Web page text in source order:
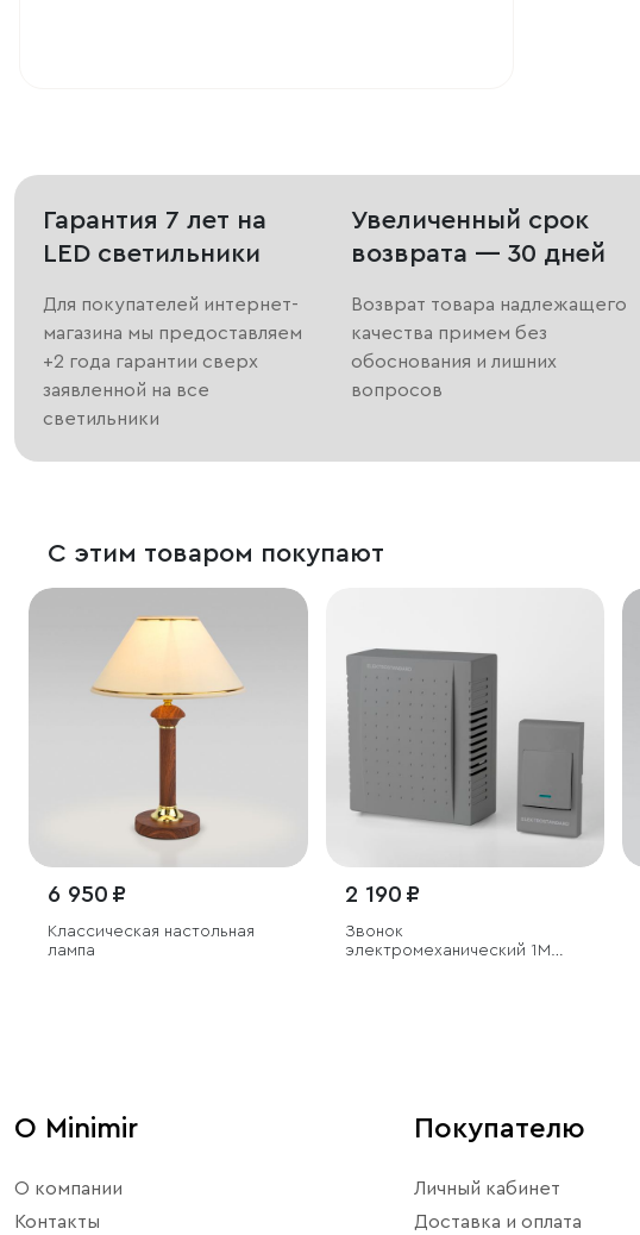
Гарантия 7 лет на
LED светильники
Для покупателей интернет-
магазина мы предоставляем
+2 года гарантии сверх
заявленной на все
светильники
Увеличенный срок
возврата — 30 дней
Возврат товара надлежащего
качества примем без
обоснования и лишних
вопросов
С этим товаром покупают
6 950 ₽
Классическая настольная
лампа
2 190 ₽
Звонок
электромеханический 1M
О Minimir
О компании
Контакты
Покупателю
Личный кабинет
Доставка и оплата